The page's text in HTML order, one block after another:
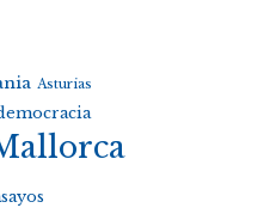
Asturias